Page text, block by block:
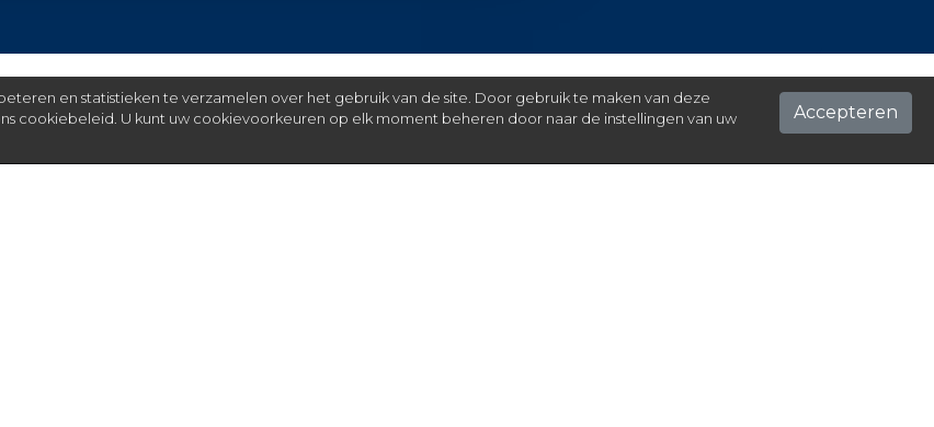
en statistieken te verzamelen over het gebruik van de site. Door gebruik te maken van deze
cookiebeleid. U kunt uw cookievoorkeuren op elk moment beheren door naar de instellingen van uw
Accepteren